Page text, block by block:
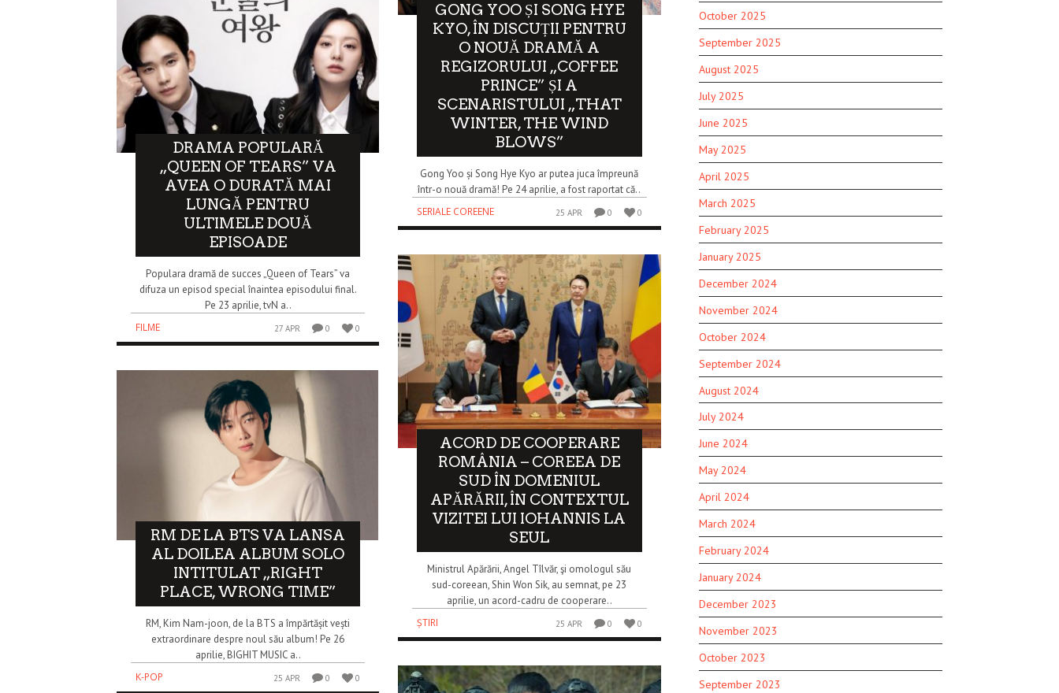
DRAMA POPULARĂ
„QUEEN OF TEARS” VA
AVEA O DURATĂ MAI
LUNGĂ PENTRU
ULTIMELE DOUĂ
EPISOADE
Populara dramă de succes „Queen of Tears” va
difuza un episod special înaintea episodului final.
Pe 23 aprilie, tvN a..
FILME
27 APR 0 0
RM DE LA BTS VA LANSA
AL DOILEA ALBUM SOLO
INTITULAT „RIGHT
PLACE, WRONG TIME”
RM, Kim Nam-joon, de la BTS a împărtășit vești
extraordinare despre noul său album! Pe 26
aprilie, BIGHIT MUSIC a..
K-POP
25 APR 0 0
GONG YOO ȘI SONG HYE
KYO, ÎN DISCUȚII PENTRU
O NOUĂ DRAMĂ A
REGIZORULUI „COFFEE
PRINCE” ȘI A
SCENARISTULUI „THAT
WINTER, THE WIND
BLOWS”
Gong Yoo și Song Hye Kyo ar putea juca împreună
într-o nouă dramă! Pe 24 aprilie, a fost raportat că..
SERIALE COREENE
25 APR 0 0
ACORD DE COOPERARE
ROMÂNIA – COREEA DE
SUD ÎN DOMENIUL
APĂRĂRII, ÎN CONTEXTUL
VIZITEI LUI IOHANNIS LA
SEUL
Ministrul Apărării, Angel Tîlvăr, şi omologul său
sud-coreean, Shin Won Sik, au semnat, pe 23
aprilie, un acord-cadru de cooperare..
ȘTIRI
25 APR 0 0
October 2025
September 2025
August 2025
July 2025
June 2025
May 2025
April 2025
March 2025
February 2025
January 2025
December 2024
November 2024
October 2024
September 2024
August 2024
July 2024
June 2024
May 2024
April 2024
March 2024
February 2024
January 2024
December 2023
November 2023
October 2023
September 2023